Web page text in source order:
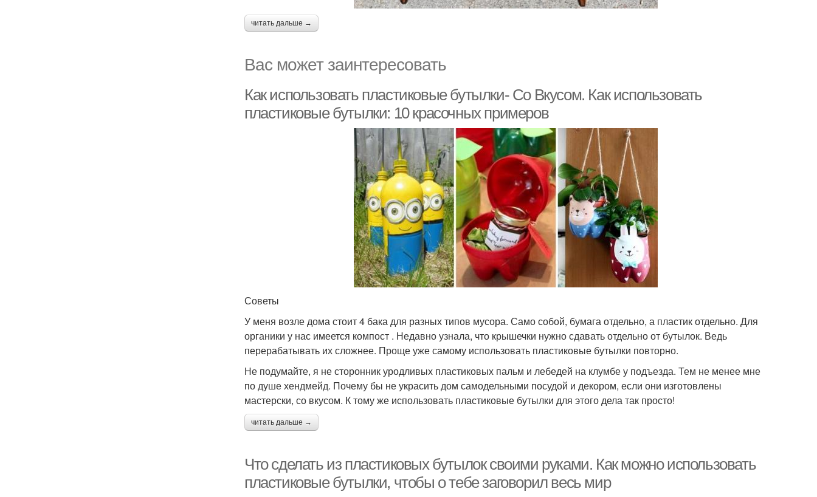
читать дальше →
Вас может заинтересовать
Как использовать пластиковые бутылки- Со Вкусом. Как использовать
пластиковые бутылки: 10 красочных примеров
Советы
У меня возле дома стоит 4 бака для разных типов мусора. Само собой, бумага отдельно, а пластик отдельно. Для
органики у нас имеется компост . Недавно узнала, что крышечки нужно сдавать отдельно от бутылок. Ведь
перерабатывать их сложнее. Проще уже самому использовать пластиковые бутылки повторно.
Не подумайте, я не сторонник уродливых пластиковых пальм и лебедей на клумбе у подъезда. Тем не менее мне
по душе хендмейд. Почему бы не украсить дом самодельными посудой и декором, если они изготовлены
мастерски, со вкусом. К тому же использовать пластиковые бутылки для этого дела так просто!
читать дальше →
Что сделать из пластиковых бутылок своими руками. Как можно использовать
пластиковые бутылки, чтобы о тебе заговорил весь мир